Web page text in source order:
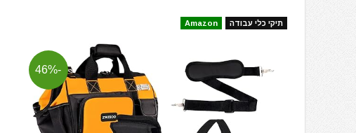
תיקי כלי עבודה Amazon
-46%